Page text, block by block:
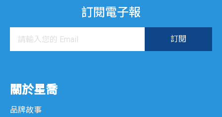
CTS 系列
Gemini 系列
XK 系列
訂閱電子報
關於星喬
品牌故事